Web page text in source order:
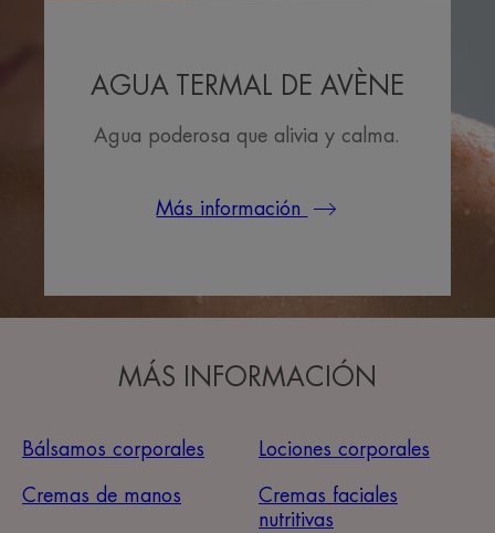
AGUA TERMAL DE AVÈNE
Agua poderosa que alivia y calma.
Más información
MÁS INFORMACIÓN
Bálsamos corporales Lociones corporales
Cremas de manos
Cremas faciales
nutritivas